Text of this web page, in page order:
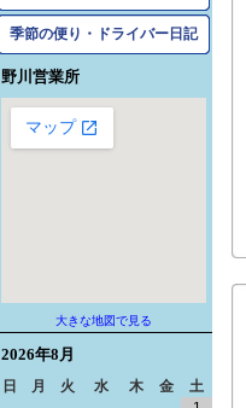
季節の便り・ドライバー日記
野川営業所
大きな地図で見る
2026年8月
日 月 火 水 木 金 土